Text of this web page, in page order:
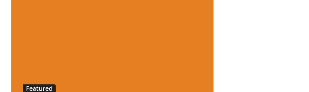
Featured